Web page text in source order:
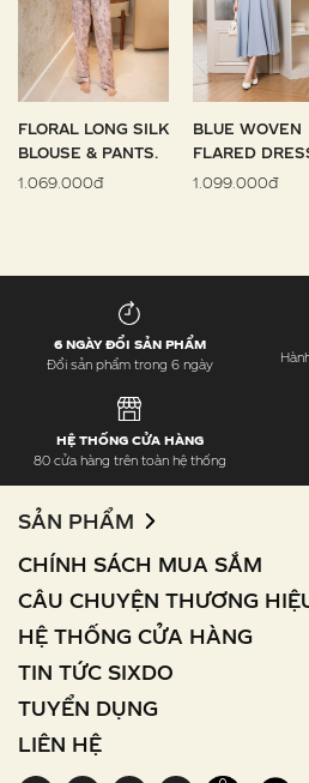
FLORAL LONG SILK
BLOUSE & PANTS.
1.069.000đ
BLUE WOVEN
FLARED
1.099.000đ
6 NGÀY ĐỔI SẢN PHẨM
Đổi sản phẩm trong 6 ngày
HỆ THỐNG CỬA HÀNG
80 cửa hàng trên toàn hệ thống
SẢN PHẨM
CHÍNH SÁCH MUA SẮM
CÂU CHUYỆN THƯƠNG
HỆ THỐNG CỬA HÀNG
TIN TỨC SIXDO
TUYỂN DỤNG
LIÊN HỆ